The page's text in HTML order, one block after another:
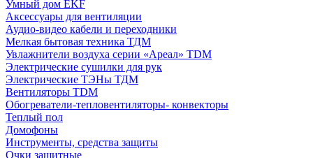
Умный дом EKF
Аксессуары для вентиляции
Аудио-видео кабели и переходники
Мелкая бытовая техника ТДМ
Увлажнители воздуха серии «Ареал» TDM
Электрические сушилки для рук
Электрические ТЭНы ТДМ
Вентиляторы TDM
Обогреватели-тепловентиляторы- конвекторы
Теплый пол
Домофоны
Инструменты, средства защиты
Очки защитные